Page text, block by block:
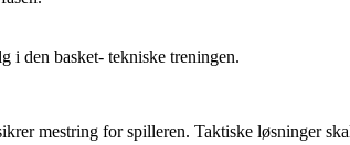
i den basket- tekniske treningen.
mestring for spilleren. Taktiske løsninger